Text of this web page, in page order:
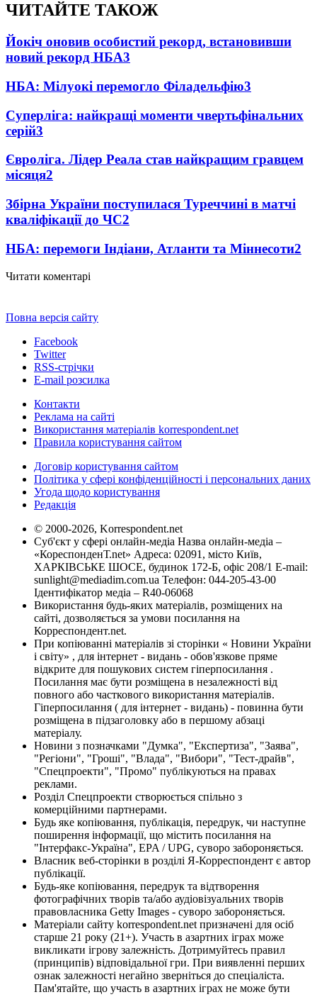
ЧИТАЙТЕ ТАКОЖ
Йокіч оновив особистий рекорд, встановивши
новий рекорд НБА3
НБА: Мілуокі перемогло Філадельфію3
Суперліга: найкращі моменти чвертьфінальних
серій3
Євроліга. Лідер Реала став найкращим гравцем
місяця2
Збірна України поступилася Туреччині в матчі
кваліфікації до ЧС2
НБА: перемоги Індіани, Атланти та Міннесоти2
Читати коментарі
Повна версія сайту
Facebook
Twitter
RSS-стрічки
E-mail розсилка
Контакти
Реклама на сайті
Використання матеріалів korrespondent.net
Правила користування сайтом
Договір користування сайтом
Політика у сфері конфіденційності і персональних даних
Угода щодо користування
Редакція
© 2000-2026, Korrespondent.net
Суб'єкт у сфері онлайн-медіа Назва онлайн-медіа –
«КореспонденТ.net» Адреса: 02091, місто Київ,
ХАРКІВСЬКЕ ШОСЕ, будинок 172-Б, офіс 208/1 E-mail:
sunlight@mediadim.com.ua Телефон: 044-205-43-00
Ідентифікатор медіа – R40-06068
Використання будь-яких матеріалів, розміщених на
сайті, дозволяється за умови посилання на
Корреспондент.net.
При копіюванні матеріалів зі сторінки « Новини України
і світу» , для інтернет - видань - обов'язкове пряме
відкрите для пошукових систем гіперпосилання .
Посилання має бути розміщена в незалежності від
повного або часткового використання матеріалів.
Гіперпосилання ( для інтернет - видань) - повинна бути
розміщена в підзаголовку або в першому абзаці
матеріалу.
Новини з позначками "Думка", "Експертиза", "Заява",
"Регіони", "Гроші", "Влада", "Вибори", "Тест-драйв",
"Спецпроекти", "Промо" публікуються на правах
реклами.
Розділ Спецпроекти створюється спільно з
комерційними партнерами.
Будь яке копіювання, публікація, передрук, чи наступне
поширення інформації, що містить посилання на
"Інтерфакс-Україна", EPA / UPG, суворо забороняється.
Власник веб-сторінки в розділі Я-Корреспондент є автор
публікації.
Будь-яке копіювання, передрук та відтворення
фотографічних творів та/або аудіовізуальних творів
правовласника Getty Images - суворо забороняється.
Матеріали сайту korrespondent.net призначені для осіб
старше 21 року (21+). Участь в азартних іграх може
викликати ігрову залежність. Дотримуйтесь правил
(принципів) відповідальної гри. При виявленні перших
ознак залежності негайно зверніться до спеціаліста.
Пам'ятайте, що участь в азартних іграх не може бути